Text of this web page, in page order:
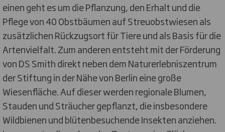
einen geht es um die Pflanzung, den Erhalt und die
Pflege von 40 Obstbäumen auf Streuobstwiesen als
zusätzlichen Rückzugsort für Tiere und als Basis für die
Artenvielfalt. Zum anderen entsteht mit der Förderung
von DS Smith direkt neben dem Naturerlebniszentrum
der Stiftung in der Nähe von Berlin eine große
Wiesenfläche. Auf dieser werden regionale Blumen,
Stauden und Sträucher gepflanzt, die insbesondere
Wildbienen und blütenbesuchende Insekten anziehen.